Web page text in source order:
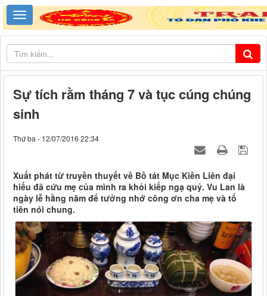
Sự tích rằm tháng 7 và tục cúng chúng
sinh
Thứ ba - 12/07/2016 22:34
Xuất phát từ truyền thuyết về Bồ tát Mục Kiền Liên đại
hiếu đã cứu mẹ của mình ra khỏi kiếp ngạ quỷ. Vu Lan là
ngày lễ hằng năm để tưởng nhớ công ơn cha mẹ và tổ
tiên nói chung.